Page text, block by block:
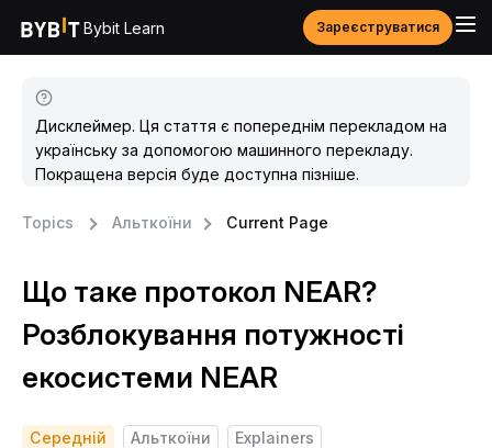
Bybit Learn Зареєструватися
Дисклеймер. Ця стаття є попереднім перекладом на
українську за допомогою машинного перекладу.
Покращена версія буде доступна пізніше.
Topics Альткоїни Current Page
Що таке протокол NEAR?
Розблокування потужності
екосистеми NEAR
Середній Альткоїни
Explainers